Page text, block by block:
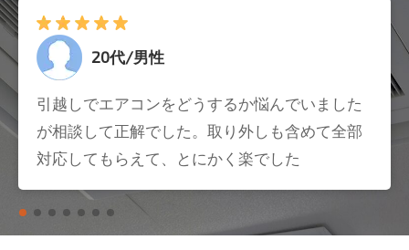
20代/男性
引越しでエアコンをどうするか悩んでいました
が相談して正解でした。取り外しも含めて全部
対応してもらえて、とにかく楽でした